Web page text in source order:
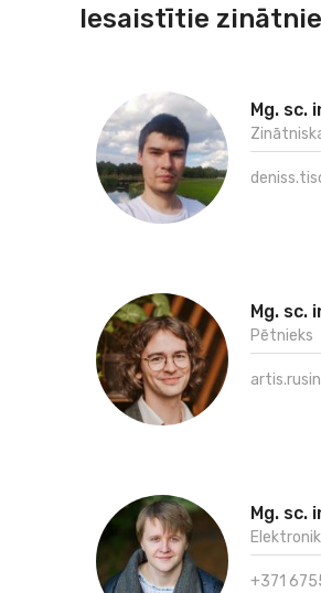
Iesaistītie
Mg. sc.
Mg. sc.
Pētnieks
Mg. sc.
+371